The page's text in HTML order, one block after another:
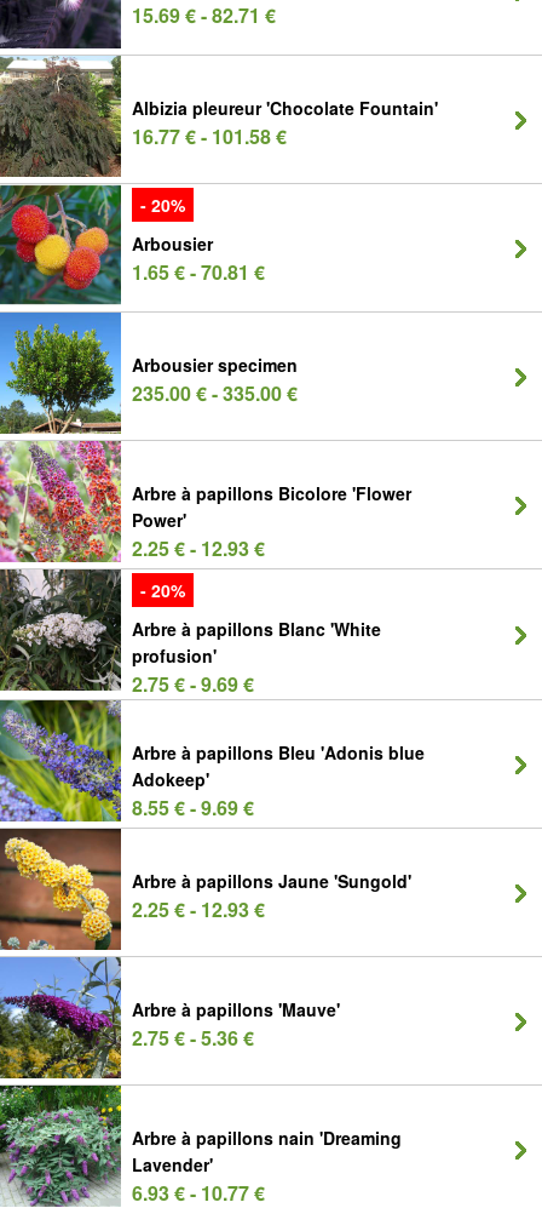
15.69 € - 82.71 €
Albizia pleureur 'Chocolate Fountain'
16.77 € - 101.58 €
- 20%
Arbousier
1.65 € - 70.81 €
Arbousier specimen
235.00 € - 335.00 €
Arbre à papillons Bicolore 'Flower
Power'
2.25 € - 12.93 €
- 20%
Arbre à papillons Blanc 'White
profusion'
2.75 € - 9.69 €
Arbre à papillons Bleu 'Adonis blue
Adokeep'
8.55 € - 9.69 €
Arbre à papillons Jaune 'Sungold'
2.25 € - 12.93 €
Arbre à papillons 'Mauve'
2.75 € - 5.36 €
Arbre à papillons nain 'Dreaming
Lavender'
6.93 € - 10.77 €